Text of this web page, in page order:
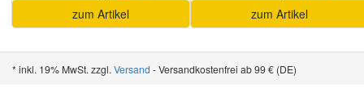
zum Artikel zum Artikel
* inkl. 19% MwSt. zzgl. Versand - Versandkostenfrei ab 99 € (DE)